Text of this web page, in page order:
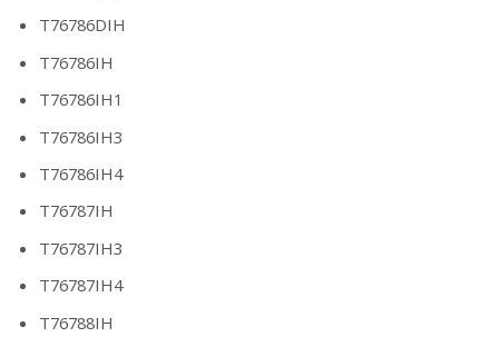
T76786DIH
T76786IH
T76786IH1
T76786IH3
T76786IH4
T76787IH
T76787IH3
T76787IH4
T76788IH